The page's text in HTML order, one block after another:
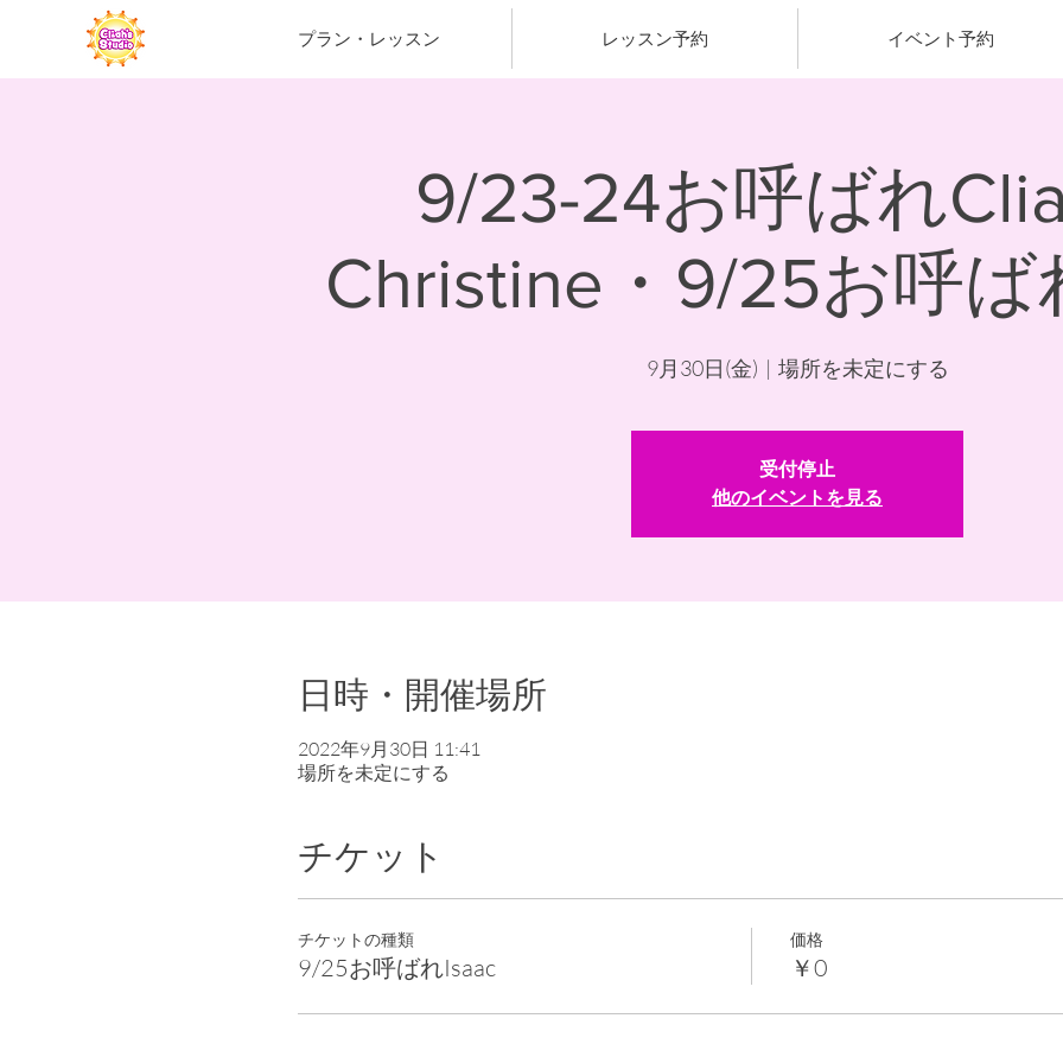
プラン・レッスン レッスン予約 イベント予約
9/23-24お呼ばれ
Christine・9/25お呼ば
9月30日(金)
  |
場所を未定にする
受付停止
他のイベントを見る
日時・開催場所
2022年9月30日 11:41
場所を未定にする
チケット
チケットの種類
9/25お呼ばれIsaac
価格
￥0